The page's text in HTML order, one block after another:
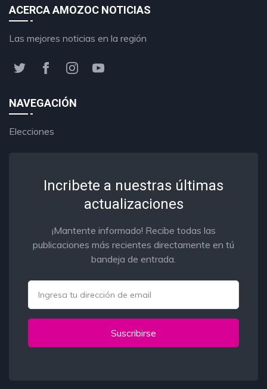
ACERCA AMOZOC NOTICIAS
Las mejores noticias en la región
NAVEGACIÓN
Elecciones
Incribete a nuestras últimas
actualizaciones
¡Mantente informado! Recibe todas las
publicaciones más recientes directamente en tú
bandeja de entrada.
Suscribirse